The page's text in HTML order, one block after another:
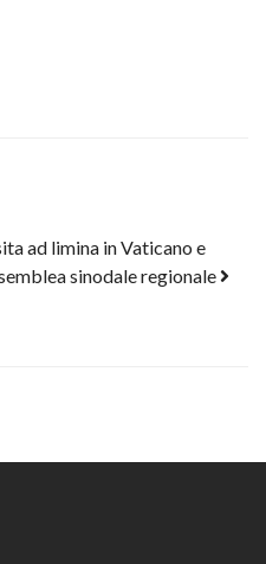
ad limina in Vaticano e
sinodale regionale